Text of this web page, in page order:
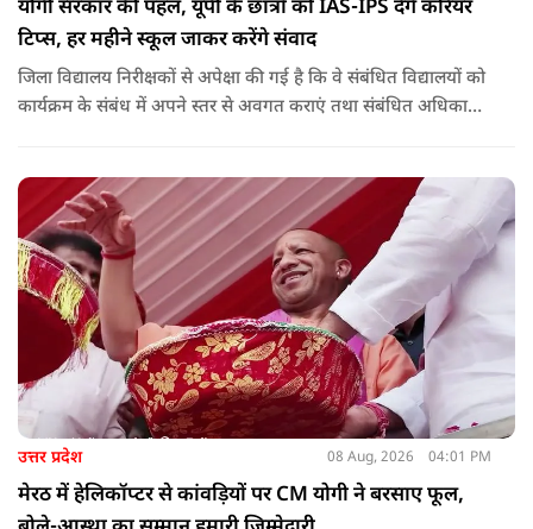
योगी सरकार की पहल, यूपी के छात्रों को IAS-IPS देंगे करियर
टिप्स, हर महीने स्कूल जाकर करेंगे संवाद
जिला विद्यालय निरीक्षकों से अपेक्षा की गई है कि वे संबंधित विद्यालयों को
कार्यक्रम के संबंध में अपने स्तर से अवगत कराएं तथा संबंधित अधिकारी
मुख्य सचिव, माध्यमिक शिक्षा, पार्थ सारथी सेन शर्मा ने बताया कि मुख्य
सचिव, उत्तर प्रदेश शासन, की ओर से सभी जिलाधिकारियों को जारी
निर्देश में कहा गया है कि प्रत्येक जिले में तैनात आईएएस, आईपीएस, और
आईएफएस के युवा अधिकारी हर माह कम से कम एक इंटरमीडिएट स्तर
के विद्यालय का भ्रमण कर विद्यार्थियों के साथ संवाद स्थापित करें.
उत्तर प्रदेश 08 Aug, 2026 04:01 PM
मेरठ में हेलिकॉप्टर से कांवड़ियों पर CM योगी ने बरसाए फूल,